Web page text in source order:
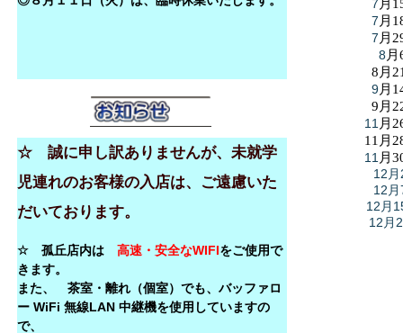
7 月
7 月
7 月
8
8月
9月
9月
11 月
11月
11 月
12
12
12月
12月
☆ 誠に申し訳ありませんが、未就学
児連れのお客様の入店は、ご遠慮いた
だいております。
☆ 孤丘店内は 高速・安全なWIFIをご使用で
きます。
また、 茶室・離れ（個室）でも、バッファロ
ー WiFi 無線LAN 中継機を使用していますの
で、